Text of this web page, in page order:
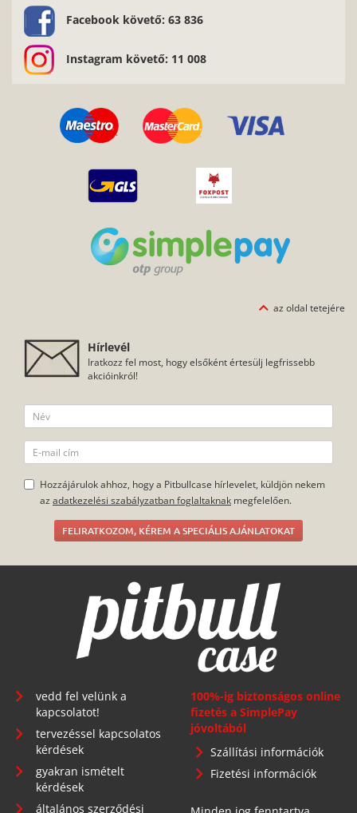
Facebook követő: 63 836
Instagram követő: 11 008
az oldal tetejére
Hírlevél
Iratkozz fel most, hogy elsőként értesülj legfrissebb
akcióinkról!
Hozzájárulok ahhoz, hogy a Pitbullcase hírlevelet, küldjön nekem
az adatkezelési szabályzatban foglaltaknak megfelelően.
FELIRATKOZOM, KÉREM A SPECIÁLIS AJÁNLATOKAT
vedd fel velünk a
kapcsolatot!
tervezéssel kapcsolatos
kérdések
gyakran ismételt
kérdések
általános szerződési
100%-ig biztonságos online
fizetés a SimplePay
jóvoltából
Szállítási információk
Fizetési információk